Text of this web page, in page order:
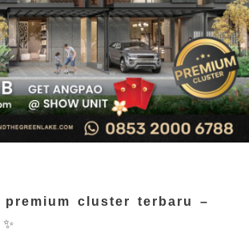
premium cluster terbaru –
✨